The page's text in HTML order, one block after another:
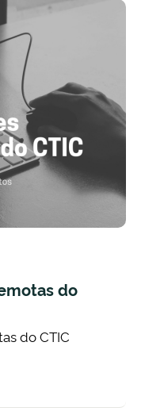
do
do CTIC